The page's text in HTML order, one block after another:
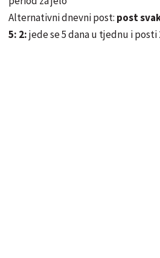
Alternativni dnevni post: post
5: 2:jede se 5 dana u tjednu i posti